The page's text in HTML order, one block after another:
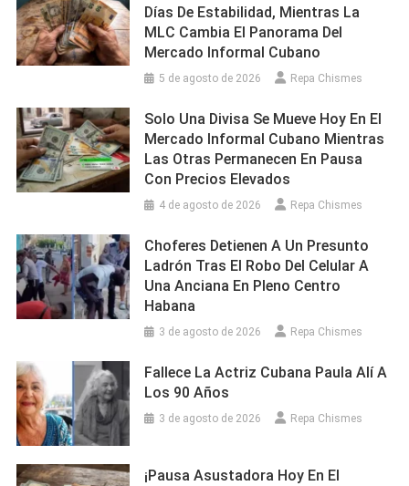
Días De Estabilidad, Mientras La
MLC Cambia El Panorama Del
Mercado Informal Cubano
5 de agosto de 2026 Repa Chismes
Solo Una Divisa Se Mueve Hoy En El
Mercado Informal Cubano Mientras
Las Otras Permanecen En Pausa
Con Precios Elevados
4 de agosto de 2026 Repa Chismes
Choferes Detienen A Un Presunto
Ladrón Tras El Robo Del Celular A
Una Anciana En Pleno Centro
Habana
3 de agosto de 2026 Repa Chismes
Fallece La Actriz Cubana Paula Alí A
Los 90 Años
3 de agosto de 2026 Repa Chismes
¡Pausa Asustadora Hoy En El